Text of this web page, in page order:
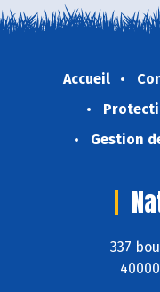
Accueil
Gestion
337